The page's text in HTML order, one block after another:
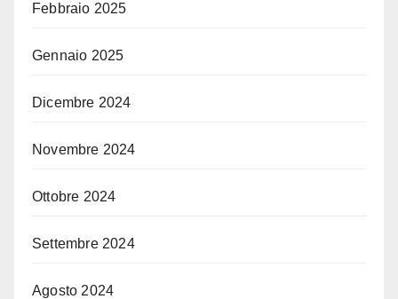
Febbraio 2025
Gennaio 2025
Dicembre 2024
Novembre 2024
Ottobre 2024
Settembre 2024
Agosto 2024